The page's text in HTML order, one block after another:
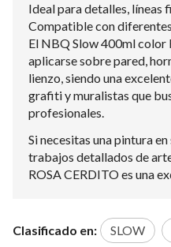
Ideal para detalles, líneas
Compatible con
El NBQ Slow 400ml color
aplicarse sobre pared,
lienzo, siendo una
grafiti y muralistas que
profesionales.
Si necesitas una pintura
trabajos detallados de
ROSA CERDITO es una
Clasificado en: SLOW